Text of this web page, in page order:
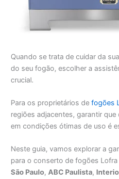
Quando se trata de cuidar da
do seu fogão, escolher a
crucial.
Para os proprietários defogões
regiões adjacentes, garantir
em condições ótimas de uso é
Neste guia, vamos explorar a
para o conserto de fogões
São Paulo,ABC Paulista,